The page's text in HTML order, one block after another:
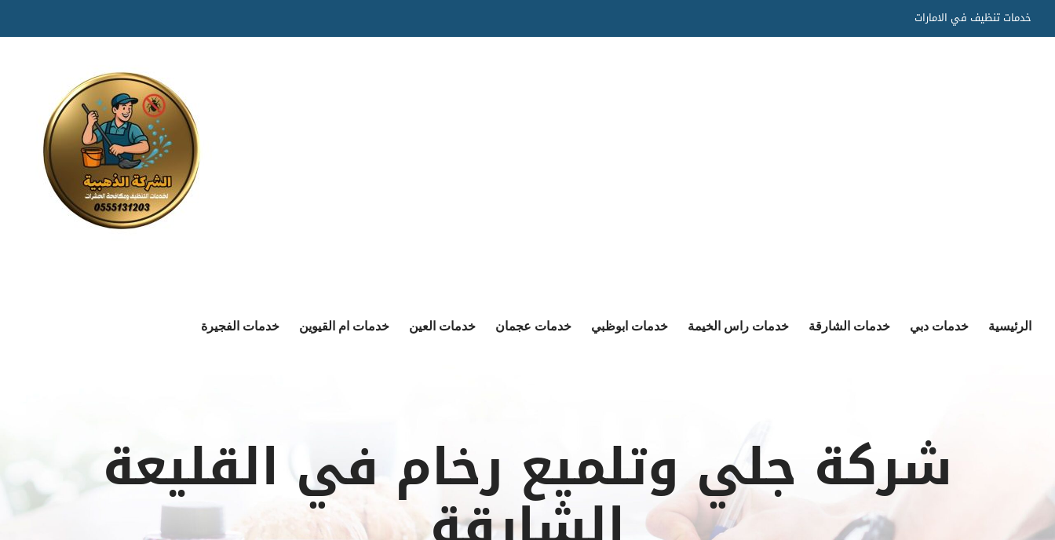
to
خدمات تنظيف في الامارات
الرئيسية خدمات دبي خدمات الشارقة خدمات راس الخيمة خدمات ابوظبي خدمات عجمان خدمات العين خدمات ام القيوين خدمات الفجيرة
شركة جلي وتلميع رخام في القليعة